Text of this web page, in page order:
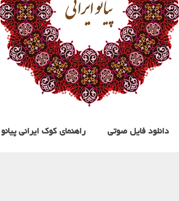
دانلود فایل صوتی راهنمای کوک ایرانی پیانو